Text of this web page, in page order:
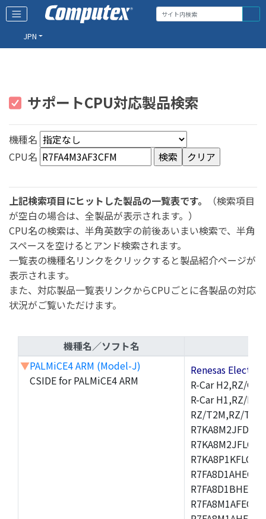
JPN
サポートCPU対応製品検索
機種名
CPU名
上記検索項目にヒットした製品の一覧表です。
（検索項目
が空白の場合は、全製品が表示されます。）
CPU名の検索は、半角英数字の前後あいまい検索で、半角
スペースを空けるとアンド検索されます。
一覧表の機種名リンクをクリックすると製品紹介ページが
表示されます。
また、対応製品一覧表リンクからCPUごとに各製品の対応
状況がご覧いただけます。
機種名／ソフト名
▼PALMiCE4 ARM (Model-J)
CSIDE for PALMiCE4 ARM
Renesas
R-Car H2,RZ/
R-Car H1,RZ/
RZ/T2M,RZ/